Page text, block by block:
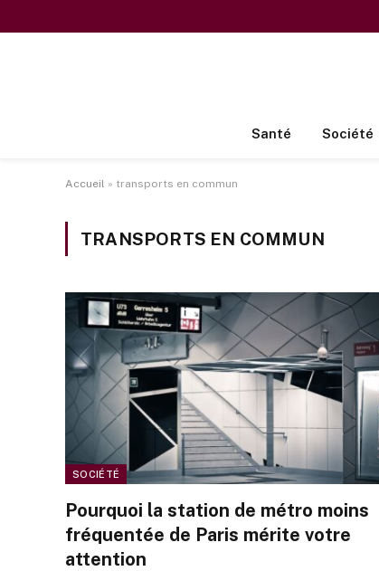
Santé Société
Accueil » transports en commun
TRANSPORTS EN COMMUN
SOCIÉTÉ
Pourquoi la station de métro moins
fréquentée de Paris mérite votre
attention